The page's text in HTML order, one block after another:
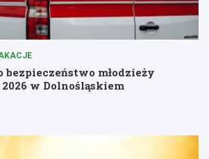
bezpieczeństwo młodzieży
w Dolnośląskiem